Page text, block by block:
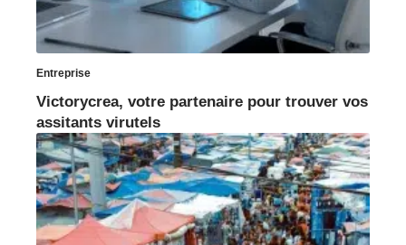
Entreprise
Victorycrea, votre partenaire pour trouver vos
assitants virutels